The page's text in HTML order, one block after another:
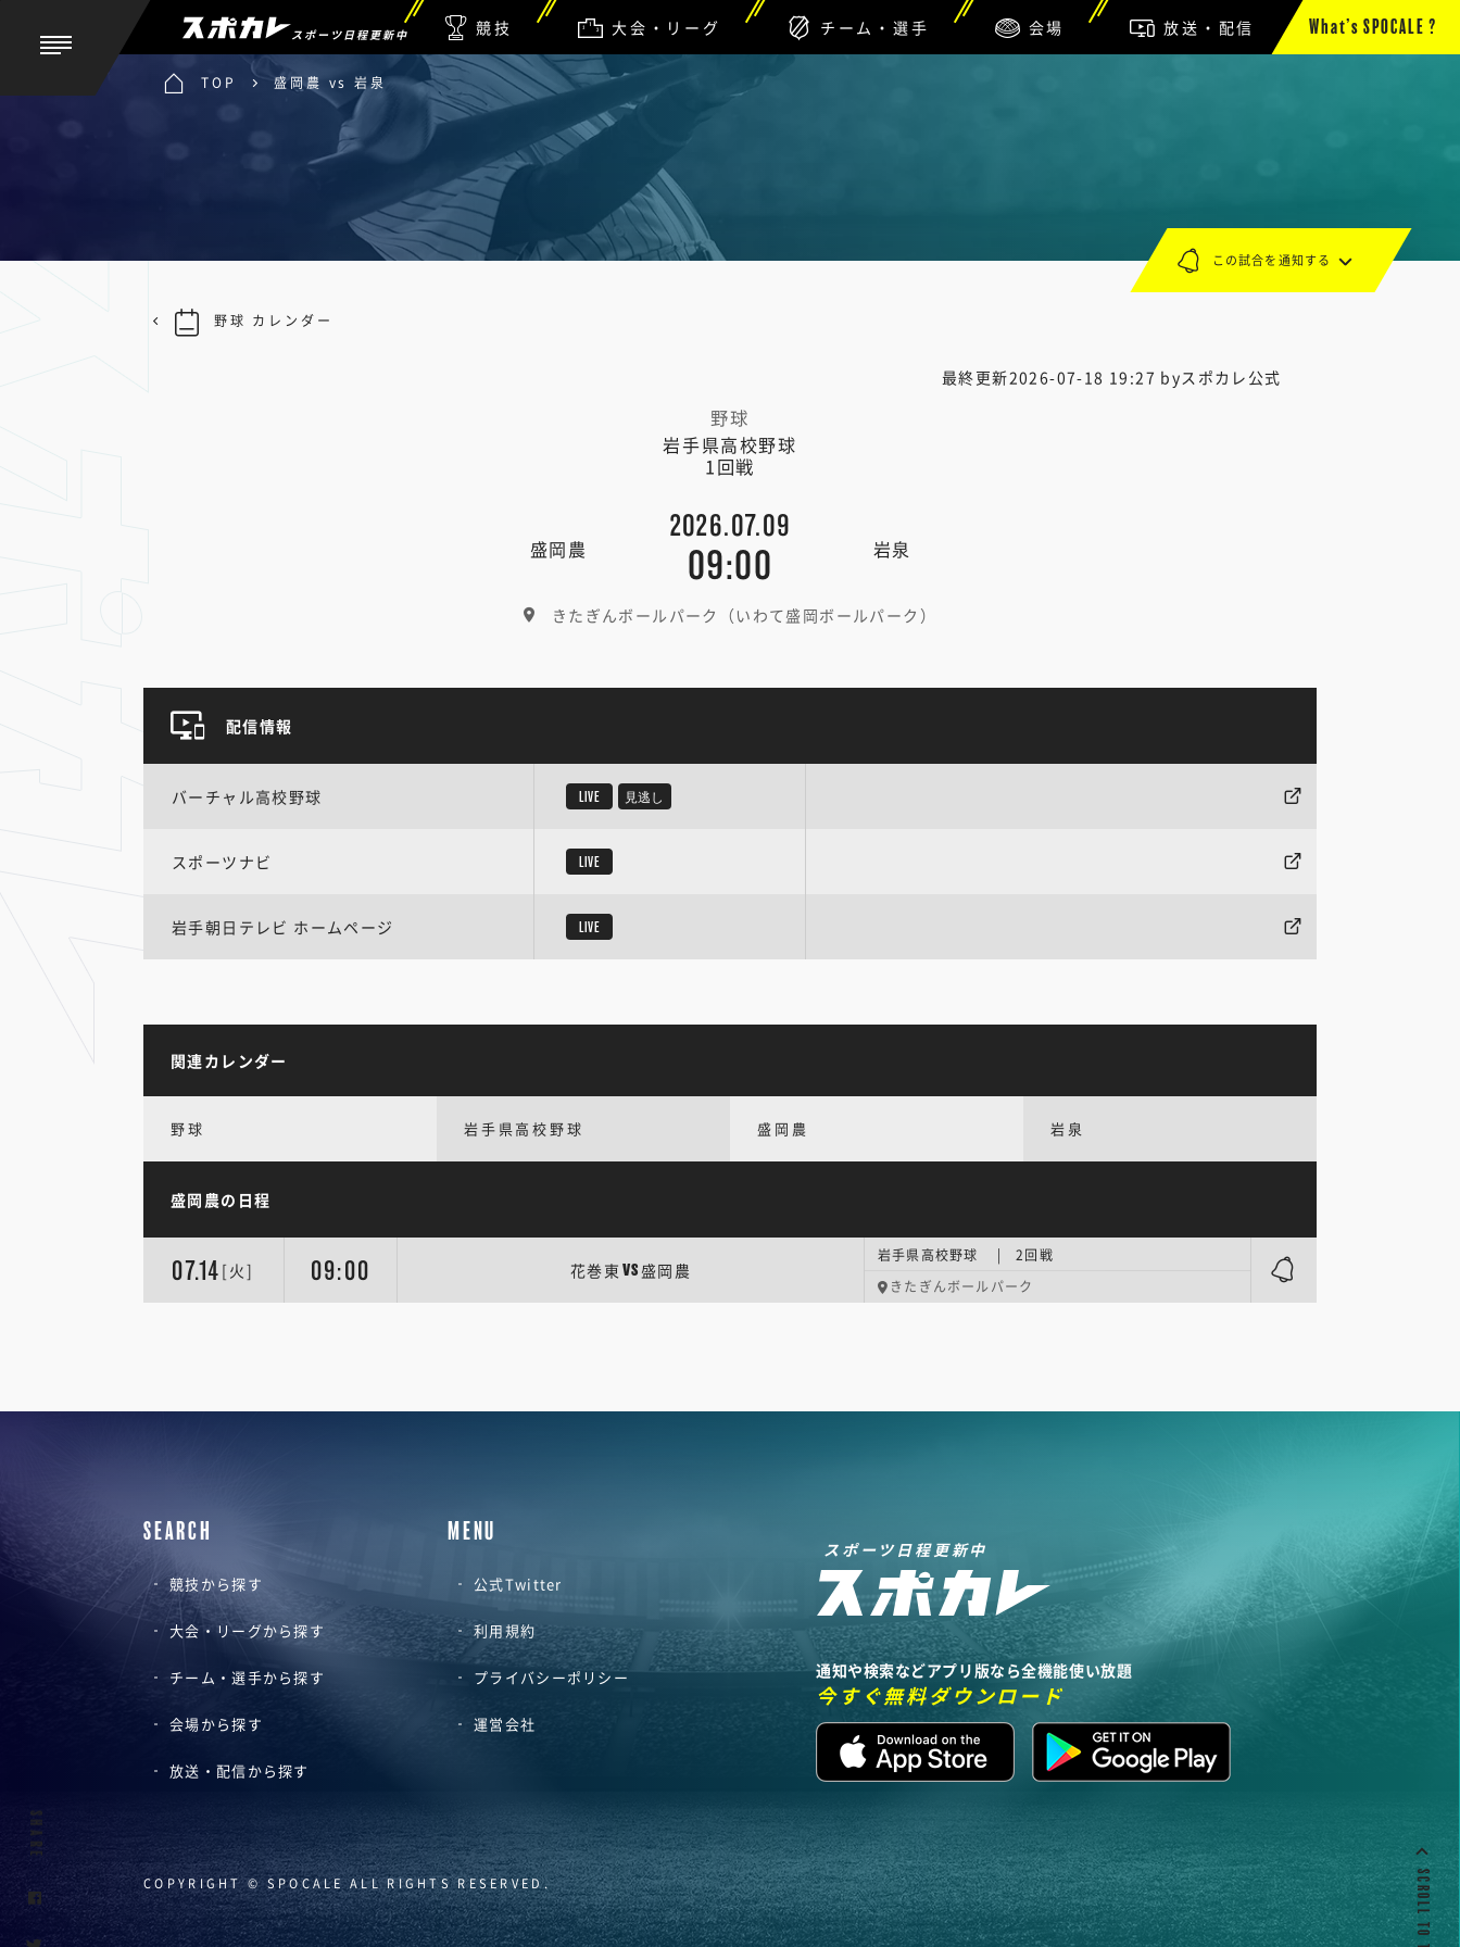
スポーツ日程更新中 競技 大会・リーグ チーム・選手 会場 放送・配信 What’s SPOCALE ?
TOP 盛岡農 vs 岩泉
最終更新2026-07-18 19:27 byスポカレ公式
野球
岩手県高校野球
1回戦
盛岡農
2026.07.09
09:00 岩泉
きたぎんボールパーク（いわて盛岡ボールパーク）
この試合を通知する
野球 カレンダー
配信情報
バーチャル高校野球 LIVE 見逃し
スポーツナビ LIVE
岩手朝日テレビ ホームページ LIVE
関連カレンダー
野球 岩手県高校野球 盛岡農 岩泉
盛岡農の日程
07.14 [火] 09:00 花巻東 VS盛岡農
岩手県高校野球 | 2回戦
きたぎんボールパーク
SEARCH
競技から探す
大会・リーグから探す
チーム・選手から探す
会場から探す
放送・配信から探す
MENU
公式Twitter
利用規約
プライバシーポリシー
運営会社
スポーツ日程更新中
通知や検索などアプリ版なら全機能使い放題
今すぐ無料ダウンロード
COPYRIGHT © SPOCALE ALL RIGHTS RESERVED. SCROLL TO TOP
SHARE